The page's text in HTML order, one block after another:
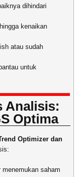
dihindari
kenaikan
atau sudah
untuk
Analisis:
Optima
Optimizer dan
saham